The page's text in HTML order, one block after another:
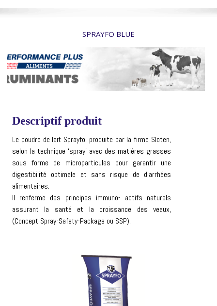
SPRAYFO BLUE
Descriptif produit
Le poudre de lait Sprayfo, produite par la firme Sloten,
selon la technique ‘spray’ avec des matières grasses
sous forme de microparticules pour garantir une
digestibilité optimale et sans risque de diarrhées
alimentaires.
Il renferme des principes immuno- actifs naturels
assurant la santé et la croissance des veaux,
(Concept Spray-Safety-Package ou SSP).